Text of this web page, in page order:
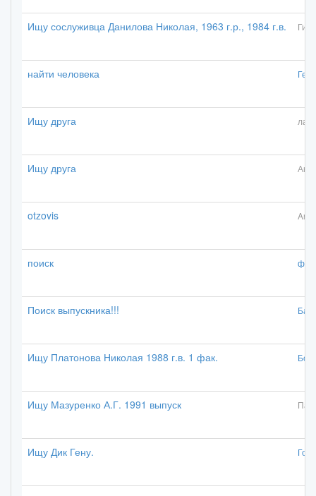
Ищу сослуживца Данилова Николая, 1963 г.р., 1984 г.в.
найти человека
Ищу друга
Ищу друга
otzovis
поиск
Поиск выпускника!!!
Ищу Платонова Николая 1988 г.в. 1 фак.
Ищу Мазуренко А.Г. 1991 выпуск
Ищу Дик Гену.